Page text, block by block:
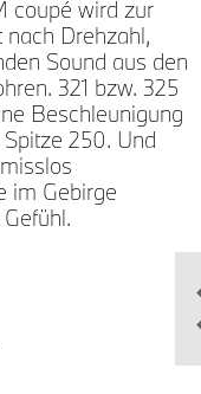
coupé wird zur
Drehzahl,
Sound aus den
321 bzw. 325
Beschleunigung
250. Und
im Gebirge